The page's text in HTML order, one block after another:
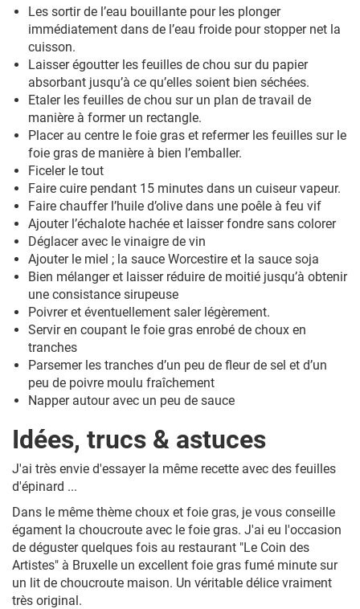
Les sortir de l’eau bouillante pour les plonger
immédiatement dans de l’eau froide pour stopper net la
cuisson.
Laisser égoutter les feuilles de chou sur du papier
absorbant jusqu’à ce qu’elles soient bien séchées.
Etaler les feuilles de chou sur un plan de travail de
manière à former un rectangle.
Placer au centre le foie gras et refermer les feuilles sur le
foie gras de manière à bien l’emballer.
Ficeler le tout
Faire cuire pendant 15 minutes dans un cuiseur vapeur.
Faire chauffer l’huile d’olive dans une poêle à feu vif
Ajouter l’échalote hachée et laisser fondre sans colorer
Déglacer avec le vinaigre de vin
Ajouter le miel ; la sauce Worcestire et la sauce soja
Bien mélanger et laisser réduire de moitié jusqu’à obtenir
une consistance sirupeuse
Poivrer et éventuellement saler légèrement.
Servir en coupant le foie gras enrobé de choux en
tranches
Parsemer les tranches d’un peu de fleur de sel et d’un
peu de poivre moulu fraîchement
Napper autour avec un peu de sauce
Idées, trucs & astuces
J'ai très envie d'essayer la même recette avec des feuilles
d'épinard ...
Dans le même thème choux et foie gras, je vous conseille
égament la choucroute avec le foie gras. J'ai eu l'occasion
de déguster quelques fois au restaurant "Le Coin des
Artistes" à Bruxelle un excellent foie gras fumé minute sur
un lit de choucroute maison. Un véritable délice vraiment
très original.